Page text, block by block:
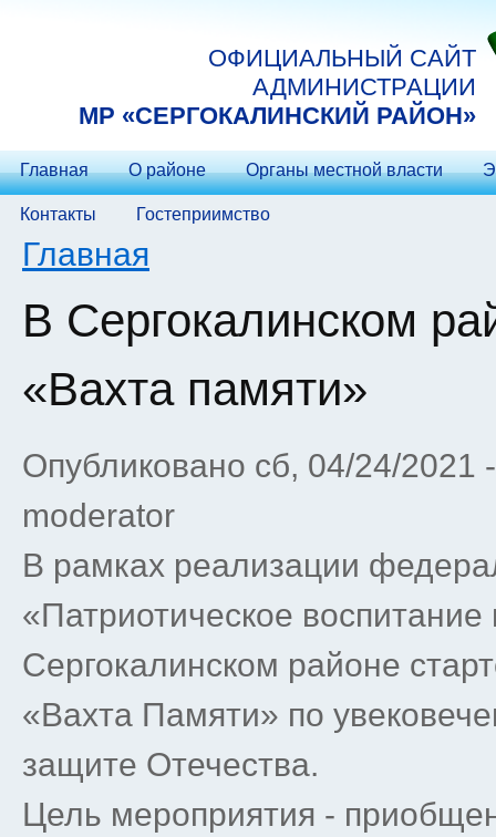
ОФИЦИАЛЬНЫЙ САЙТ
АДМИНИСТРАЦИИ
МP «СЕРГОКАЛИНСКИЙ РАЙОН»
Главная О районе Органы местной власти
Контакты Гостеприимство
Вы здесь
Главная
В Сергокалинском
«Вахта памяти»
Опубликовано сб, 04/24/2021
moderator
В рамках реализации
«Патриотическое
Сергокалинском районе
«Вахта Памяти» по
защите Отечества.
Цель мероприятия -